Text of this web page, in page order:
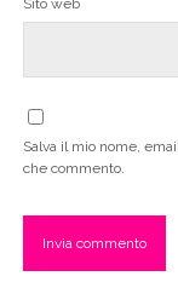
Sito web
Salva il mio nome,
che commento.